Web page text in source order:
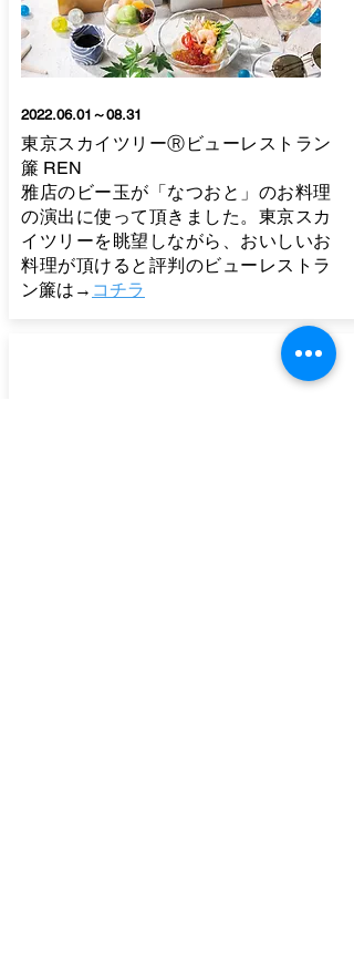
2022.06.01 ～08.31
東京スカイツリーⓇビューレストラン
簾 REN
雅店のビー玉が「なつおと」のお料理
の演出に使って頂きました。東京スカ
イツリーを眺望しながら、おいしいお
料理が頂けると評判のビューレストラ
ン簾は→ コチラ